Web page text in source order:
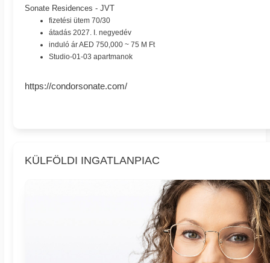
Sonate Residences - JVT
fizetési ütem 70/30
átadás 2027. I. negyedév
induló ár AED 750,000 ~ 75 M Ft
Studio-01-03 apartmanok
https://condorsonate.com/
KÜLFÖLDI INGATLANPIAC